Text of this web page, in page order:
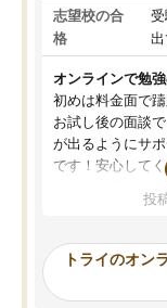
志望校の合
格
オンラインで勉
初めは料金面で躊
お試し後の面談
が出るようにサ
です！安心して
ないのは私たち
ってくださり、
ったんですが、
み、徐々に成績が
投
トライのオン